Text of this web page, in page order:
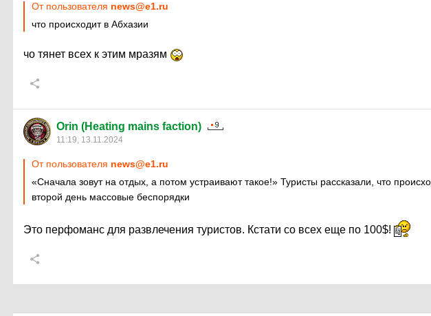
От пользователя news@e1.ru
что происходит в Абхазии
чо тянет всех к этим мразям
Orin (Heating mains faction)
11:19, 13.11.2024
От пользователя news@e1.ru
«Сначала зовут на отдых, а потом устраивают такое!» Туристы рассказали, что
второй день массовые беспорядки
Это перфоманс для развлечения туристов. Кстати со всех еще по 100$!